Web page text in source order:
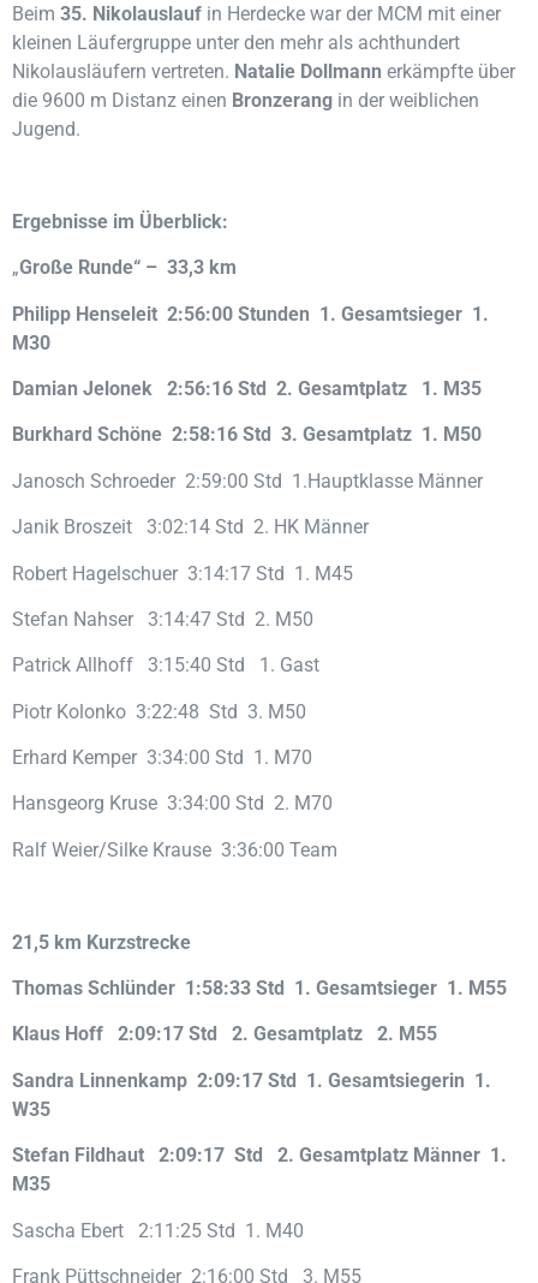
Beim 35. Nikolauslauf in Herdecke war der MCM mit einer
kleinen Läufergruppe unter den mehr als achthundert
Nikolausläufern vertreten. Natalie Dollmann erkämpfte über
die 9600 m Distanz einen Bronzerang in der weiblichen
Jugend.
Ergebnisse im Überblick:
„Große Runde“ – 33,3 km
Philipp Henseleit 2:56:00 Stunden 1. Gesamtsieger 1.
M30
Damian Jelonek 2:56:16 Std 2. Gesamtplatz 1. M35
Burkhard Schöne 2:58:16 Std 3. Gesamtplatz 1. M50
Janosch Schroeder 2:59:00 Std 1.Hauptklasse Männer
Janik Broszeit 3:02:14 Std 2. HK Männer
Robert Hagelschuer 3:14:17 Std 1. M45
Stefan Nahser 3:14:47 Std 2. M50
Patrick Allhoff 3:15:40 Std 1. Gast
Piotr Kolonko 3:22:48 Std 3. M50
Erhard Kemper 3:34:00 Std 1. M70
Hansgeorg Kruse 3:34:00 Std 2. M70
Ralf Weier/Silke Krause 3:36:00 Team
21,5 km Kurzstrecke
Thomas Schlünder 1:58:33 Std 1. Gesamtsieger 1. M55
Klaus Hoff 2:09:17 Std 2. Gesamtplatz 2. M55
Sandra Linnenkamp 2:09:17 Std 1. Gesamtsiegerin 1.
W35
Stefan Fildhaut 2:09:17 Std 2. Gesamtplatz Männer 1.
M35
Sascha Ebert 2:11:25 Std 1. M40
Frank Püttschneider 2:16:00 Std 3. M55